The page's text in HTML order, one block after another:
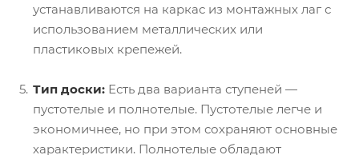
устанавливаются на каркас из монтажных лаг с
использованием металлических или
пластиковых крепежей.
Тип доски: Есть два варианта ступеней —
пустотелые и полнотелые. Пустотелые легче и
экономичнее, но при этом сохраняют основные
характеристики. Полнотелые обладают